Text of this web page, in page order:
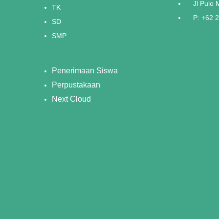
TK
SD
SMP
Penerimaan Siswa
Perpustakaan
Next Cloud
Jl Pulo
P: +62